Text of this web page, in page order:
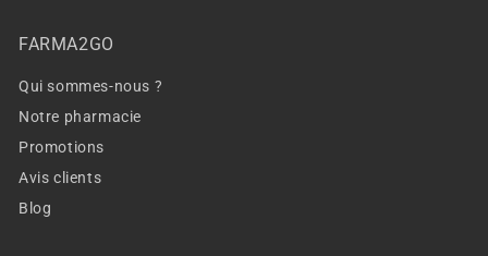
FARMA2GO
Qui sommes-nous ?
Notre pharmacie
Promotions
Avis clients
Blog